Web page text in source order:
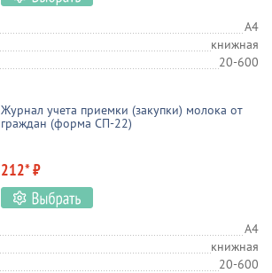
А4
книжная
20-600
Журнал учета приемки (закупки) молока от
граждан (форма СП-22)
212* ₽
А4
книжная
20-600